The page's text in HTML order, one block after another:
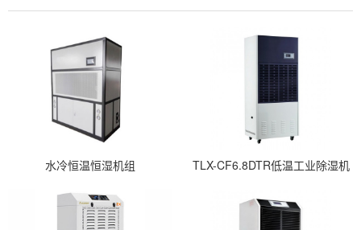
水冷恒温恒湿机组 TLX-CF6.8DTR低温工业除湿机